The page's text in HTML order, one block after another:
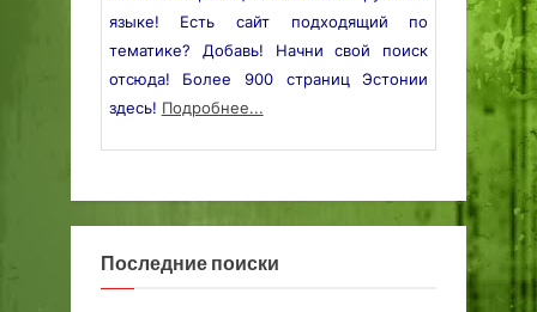
языке! Есть сайт подходящий по
тематике? Добавь! Начни свой поиск
отсюда! Более 900 страниц Эстонии
здесь! Подробнее...
Последние поиски